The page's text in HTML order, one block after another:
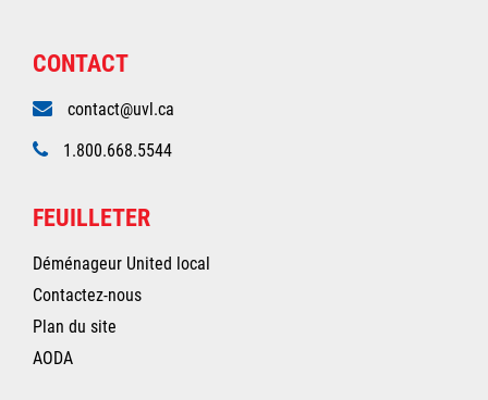
CONTACT
contact@uvl.ca
1.800.668.5544
FEUILLETER
Déménageur United local
Contactez-nous
Plan du site
AODA